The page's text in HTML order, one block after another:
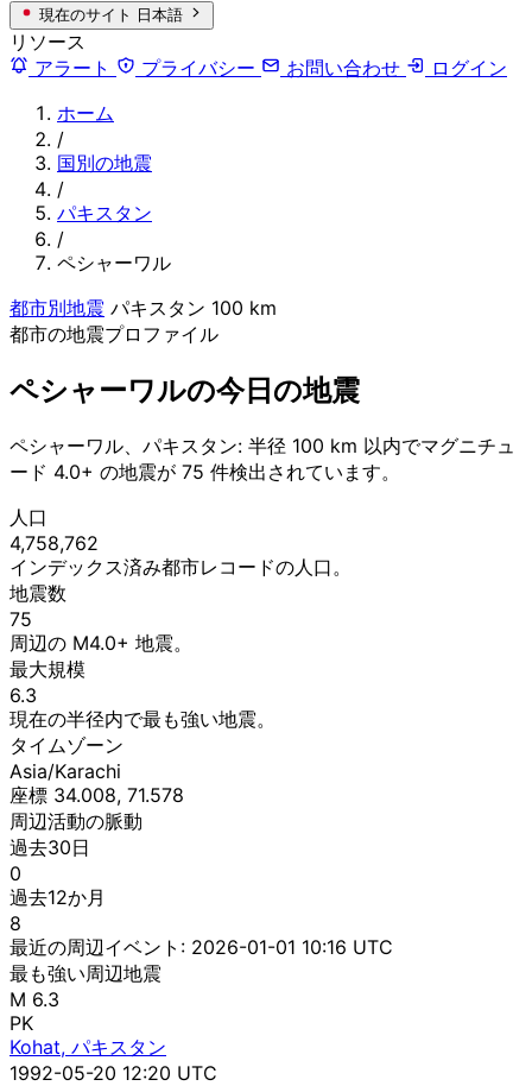
現在のサイト 日本語
リソース
アラート
プライバシー お問い合わせ
ログイン
ホーム
/
国別の地震
/
パキスタン
/
ペシャーワル
都市別地震 パキスタン 100 km
都市の地震プロファイル
ペシャーワルの今日の地震
ペシャーワル、パキスタン: 半径 100 km 以内でマグニチュ
ード 4.0+ の地震が 75 件検出されています。
人口
4,758,762
インデックス済み都市レコードの人口。
地震数
75
周辺の M4.0+ 地震。
最大規模
6.3
現在の半径内で最も強い地震。
タイムゾーン
Asia/Karachi
座標 34.008, 71.578
周辺活動の脈動
過去30日
0
過去12か月
8
最近の周辺イベント: 2026-01-01 10:16 UTC
最も強い周辺地震
M 6.3
PK
Kohat, パキスタン
1992-05-20 12:20 UTC